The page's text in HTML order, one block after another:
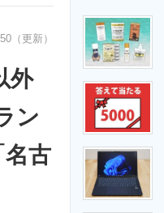
経営リーダーのコミュニティ
製造業のIT導入・活用を支援
エネルギーの専門メディア
（更新）
外
ン
古